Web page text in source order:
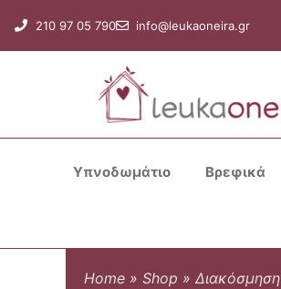
στο
περιεχόμενο
210 97 05 790 info@leukaoneira.gr
Υπνοδωμάτιο Βρεφικά
Home » Shop » Διακόσμηση